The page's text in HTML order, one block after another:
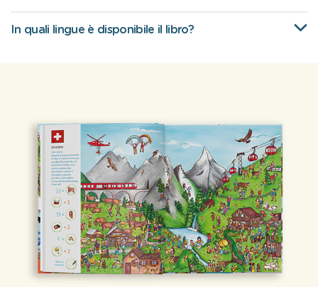
In quali lingue è disponibile il libro?